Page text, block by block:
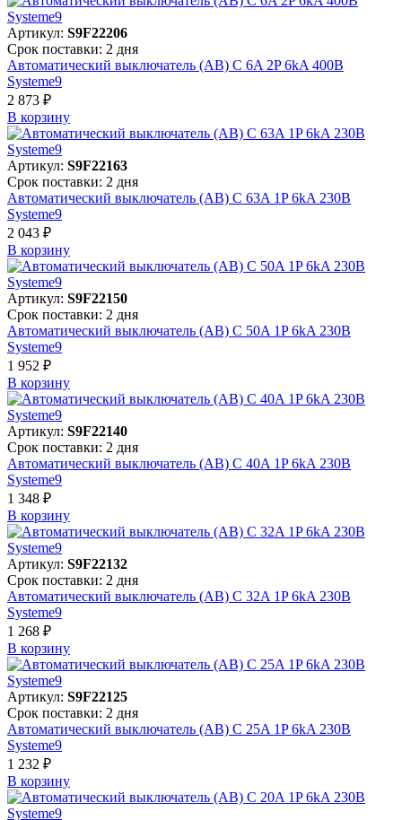
Артикул: S9F22206
Срок поставки: 2 дня
Автоматический выключатель (АВ) C 6A 2P 6kA 400В
Systeme9
2 873 ₽
В корзинy
Артикул: S9F22163
Срок поставки: 2 дня
Автоматический выключатель (АВ) C 63A 1P 6kA 230В
Systeme9
2 043 ₽
В корзинy
Артикул: S9F22150
Срок поставки: 2 дня
Автоматический выключатель (АВ) C 50A 1P 6kA 230В
Systeme9
1 952 ₽
В корзинy
Артикул: S9F22140
Срок поставки: 2 дня
Автоматический выключатель (АВ) C 40A 1P 6kA 230В
Systeme9
1 348 ₽
В корзинy
Артикул: S9F22132
Срок поставки: 2 дня
Автоматический выключатель (АВ) C 32A 1P 6kA 230В
Systeme9
1 268 ₽
В корзинy
Артикул: S9F22125
Срок поставки: 2 дня
Автоматический выключатель (АВ) C 25A 1P 6kA 230В
Systeme9
1 232 ₽
В корзинy